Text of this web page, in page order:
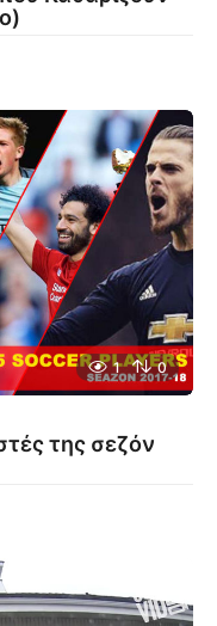
1 0
της σεζόν